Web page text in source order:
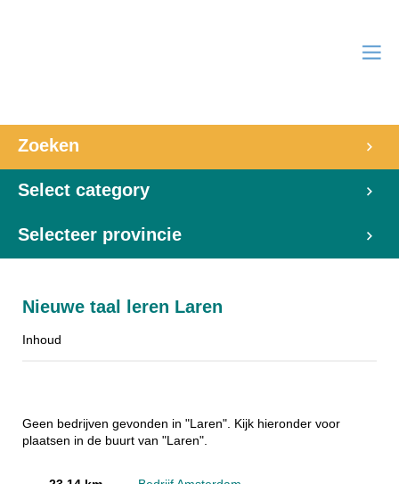
Zoeken
Select category
Selecteer provincie
Nieuwe taal leren Laren
Inhoud
Geen bedrijven gevonden in "Laren". Kijk hieronder voor
plaatsen in de buurt van "Laren".